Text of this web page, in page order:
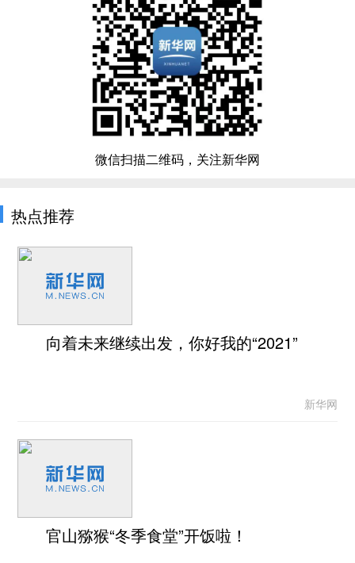
微信扫描二维码，关注新华网
热点推荐
向着未来继续出发，你好我的“2021”
新华网
官山猕猴“冬季食堂”开饭啦！